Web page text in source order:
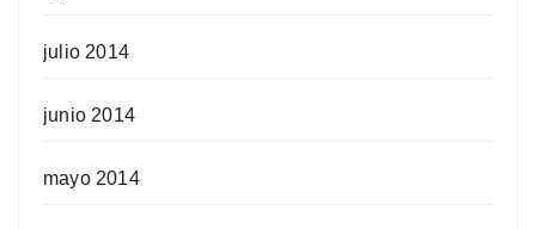
julio 2014
junio 2014
mayo 2014